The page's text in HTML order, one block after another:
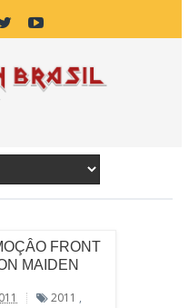
FRONT
MAIDEN
2011 ,